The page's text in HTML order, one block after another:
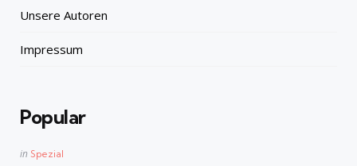
Unsere Autoren
Impressum
Popular
Posted
in Spezial